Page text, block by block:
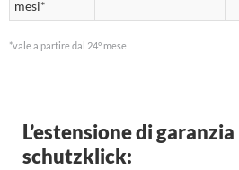
mesi*
*vale a partire dal 24° mese
L’estensione di
schutzklick: